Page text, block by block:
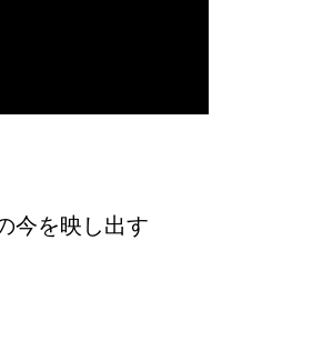
今を映し出す